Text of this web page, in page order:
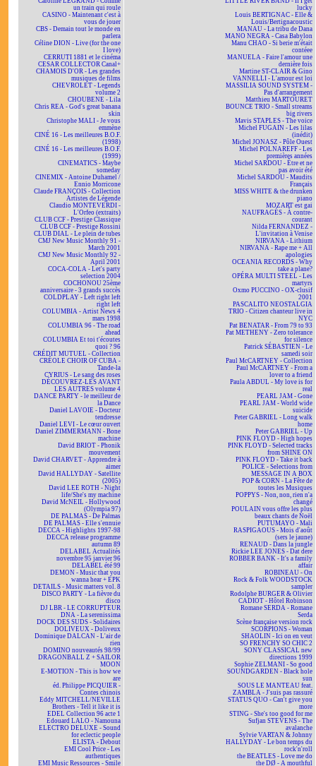
un train qui roule
CASINO - Maintenant c'est à
vous de jouer
CBS - Demain tout le monde en
parlera
Céline DION - Live (for the one
I love)
CERRUTI 1881 et le cinéma
CESAR COLLECTOR Canal+
CHAMOIS D'OR - Les grandes
musiques de films
CHEVROLET - Legends
volume 2
CHOUBENE - Lila
Chris REA - God's great banana
skin
Christophe MALI - Je vous
emmène
CINÉ 16 - Les meilleures B.O.F.
(1998)
CINÉ 16 - Les meilleures B.O.F.
(1999)
CINEMATICS - Maybe
someday
CINEMIX - Antoine Duhamel /
Ennio Morricone
Claude FRANÇOIS - Collection
Artistes de Légende
Claudio MONTEVERDI -
L'Orfeo (extraits)
CLUB CCF - Prestige Classique
CLUB CCF - Prestige Rossini
CLUB DIAL - Le plein de tubes
CMJ New Music Monthly 91 -
March 2001
CMJ New Music Monthly 92 -
April 2001
COCA-COLA - Let's party
selection 2004
COCHONOU 25ème
anniversaire - 3 grands succès
COLDPLAY - Left right left
right left
COLUMBIA - Artist News 4
mars 1998
COLUMBIA 96 - The road
ahead
COLUMBIA Et toi t'écoutes
quoi ? 96
CRÉDIT MUTUEL - Collection
CRÉOLE CHOIR OF CUBA -
Tande-la
CYRIUS - Le sang des roses
DÉCOUVREZ-LES AVANT
LES AUTRES volume 4
DANCE PARTY - le meilleur de
la Dance
Daniel LAVOIE - Docteur
tendresse
Daniel LEVI - Le cœur ouvert
Daniel ZIMMERMANN - Bone
machine
David BRIOT - Phonik
mouvement
David CHARVET - Apprendre à
aimer
David HALLYDAY - Satellite
(2005)
David LEE ROTH - Night
life/She's my machine
David McNEIL - Hollywood
(Olympia 97)
DE PALMAS - De Palmas
DE PALMAS - Elle s'ennuie
DECCA - Highlights 1997-98
DECCA release programme
autumn 89
DELABEL Actualités
novembre 95 janvier 96
DELABEL été 99
DEMON - Music that you
wanna hear + EPK
DETAILS - Music matters vol. 8
DISCO PARTY - La fièvre du
disco
DJ LBR - LE CORRUPTEUR
DNA - La serenissima
DOCK DES SUDS - Solidaires
DOLIVEUX - Doliveux
Dominique DALCAN - L'air de
rien
DOMINO nouveautés 98/99
DRAGONBALL Z + SAILOR
MOON
E-MOTION - This is how we
are
éd. Philippe PICQUIER -
Contes chinois
Eddy MITCHELL/NEVILLE
Brothers - Tell it like it is
EDEL Collection 96 acte 1
Edouard LALO - Namouna
ELECTRO DELUXE - Sound
for eclectic people
ELISTA - Debout
EMI Cool Price - Les
authentiques
EMI Music Ressources - Smile
lucky
Louis BERTIGNAC - Elle &
Louis/Bertignacoustic
MANAU - La tribu de Dana
MANO NEGRA - Casa Babylon
Manu CHAO - Si berie m'était
contéee
MANUELA - Faire l'amour une
dernière fois
Martine ST-CLAIR & Gino
VANNELLI - L'amour est loi
MASSILIA SOUND SYSTEM -
Pas d'arrangement
Matthieu MARTOURET
BOUNCE TRIO - Small streams
big rivers
Mavis STAPLES - The voice
Michel FUGAIN - Les lilas
(inédit)
Michel JONASZ - Pôle Ouest
Michel POLNAREFF - Les
premières années
Michel SARDOU - Être et ne
pas avoir été
Michel SARDOU - Maudits
Français
MISS WHITE & the drunken
piano
MOZART est gai
NAUFRAGÉS - À contre-
courant
Nilda FERNANDEZ -
L'invitation à Venise
NIRVANA - Lithium
NIRVANA - Rape me + All
apologies
OCEANIA RECORDS - Why
take a plane?
OPÉRA MULTI STEEL - Les
martyrs
Oxmo PUCCINO - OX-clusif
2001
PASCALITO NEOSTALGIA
TRIO - Citizen chanteur live in
NYC
Pat BENATAR - From 79 to 93
Pat METHENY - Zero tolerance
for silence
Patrick SÉBASTIEN - Le
samedi soir
Paul McCARTNEY - Collection
Paul McCARTNEY - From a
lover to a friend
Paula ABDUL - My love is for
real
PEARL JAM - Gone
PEARL JAM - World wide
suicide
Peter GABRIEL - Long walk
home
Peter GABRIEL - Up
PINK FLOYD - High hopes
PINK FLOYD - Selected tracks
from SHINE ON
PINK FLOYD - Take it back
POLICE - Selections from
MESSAGE IN A BOX
POP & CORN - La Fête de
toutes les Musiques
POPPYS - Non, non, rien n'a
changé
POULAIN vous offre les plus
beaux chants de Noël
PUTUMAYO - Mali
RASPIGAOUS - Mois d'août
(sers le jaune)
RENAUD - Dans la jungle
Rickie LEE JONES - Dat dere
ROBBER BANK - It's a family
affair
ROBINEAU - On
Rock & Folk WOODSTOCK
sampler
Rodolphe BURGER & Olivier
CADIOT - Hôtel Robinson
Romane SERDA - Romane
Serda
Scène française version rock
SCORPIONS - Woman
SHAOLIN - Ici on en veut
SO FRENCHY SO CHIC 2
SONY CLASSICAL new
directions 1999
Sophie ZELMANI - So good
SOUNDGARDEN - Black hole
sun
SOUS LE MANTEAU feat.
ZAMBLA - J'suis pas rassuré
STATUS QUO - Can't give you
more
STING - She's too good for me
Sufjan STEVENS - The
avalanche
Sylvie VARTAN & Johnny
HALLYDAY - Le bon temps du
rock'n'roll
the BEATLES - Love me do
the DØ - A mouthful